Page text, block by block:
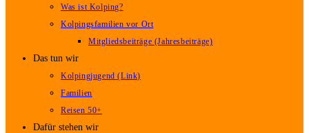
Was ist Kolping?
Kolpingsfamilien vor Ort
Mitgliedsbeiträge (Jahresbeiträge)
Das tun wir
Kolpingjugend (Link)
Familien
Reisen 50+
Dafür stehen wir